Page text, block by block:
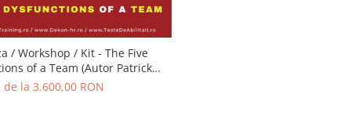
/ Kit - The Five
of a Team (Autor Patrick
- Mirela Minciu (sau ... FII
de la 3.600,00 RON